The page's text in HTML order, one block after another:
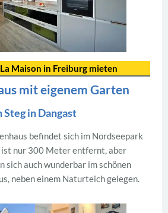
Maison in Freiburg mieten
mit eigenem Garten
in Dangast
befindet sich im Nordseepark
ist nur 300 Meter entfernt, aber
sich auch wunderbar im schönen
neben einem Naturteich gelegen.